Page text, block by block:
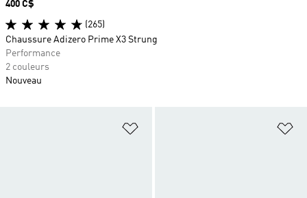
Ajouter à la Liste de produits
Prix
400 C$
(265)
Chaussure Adizero Prime X3 Strung
Performance
2 couleurs
Nouveau